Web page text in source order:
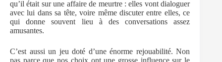
qu’il était sur une affaire de meurtre : elles vont dialoguer
avec lui dans sa tête, voire même discuter entre elles, ce
qui donne souvent lieu à des conversations assez
amusantes.
C’est aussi un jeu doté d’une énorme rejouabilité. Non
pas parce que nos choix ont une grosse influence sur le